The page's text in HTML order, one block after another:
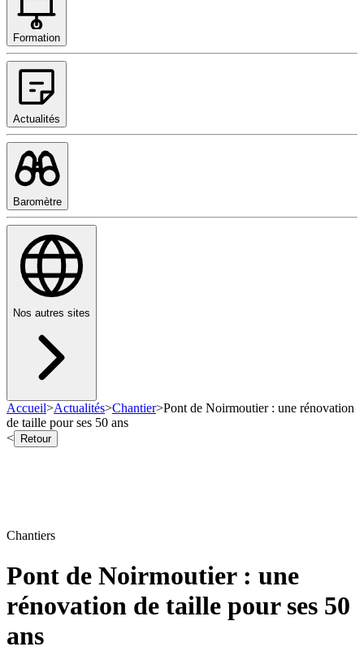
Formation
Actualités
Baromètre
Nos autres sites
Accueil>Actualités>Chantier>Pont de Noirmoutier : une rénovation
de taille pour ses 50 ans
<
Retour
Chantiers
Pont de Noirmoutier : une
rénovation de taille pour ses 50
ans